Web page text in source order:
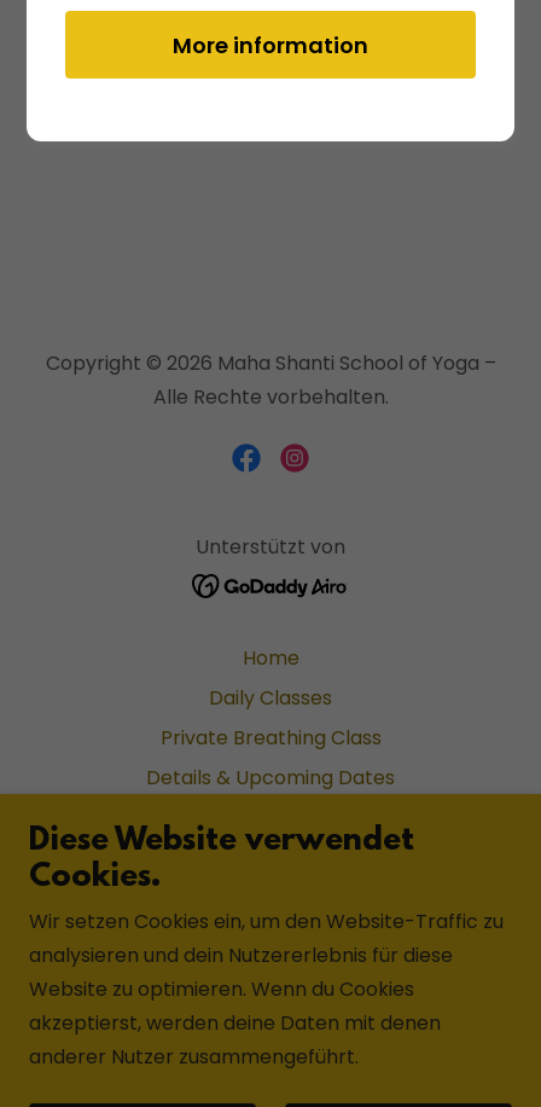
Copyright © 2026 Maha Shanti School of Yoga –
Alle Rechte vorbehalten.
Unterstützt von
Home
Daily Classes
Private Breathing Class
Details & Upcoming Dates
Application Form
Reviews on Tripadvisor
Application Form
Welcome
Lineage
Lal Maharajh
Na Balam Hotel
Diese Website verwendet
Cookies.
Wir setzen Cookies ein, um den Website-Traffic zu
analysieren und dein Nutzererlebnis für diese
Website zu optimieren. Wenn du Cookies
akzeptierst, werden deine Daten mit denen
anderer Nutzer zusammengeführt.
More information